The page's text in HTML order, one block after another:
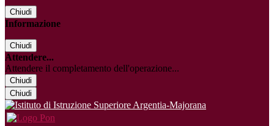
Chiudi
Informazione
Chiudi
Attendere...
Attendere il completamento dell'operazione...
Chiudi
Chiudi